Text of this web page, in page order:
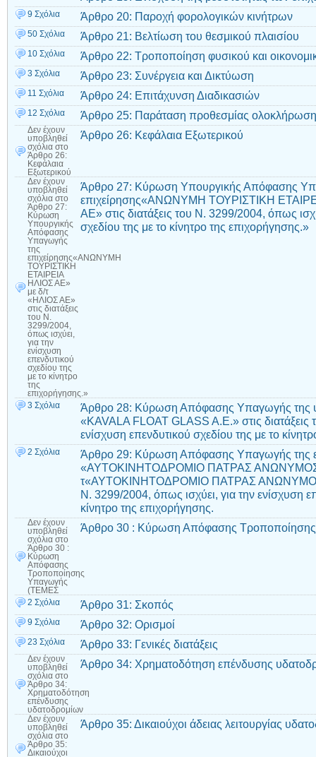
9 Σχόλια Άρθρο 20: Παροχή φορολογικών κινήτρων
50 Σχόλια Άρθρο 21: Βελτίωση του θεσμικού πλαισίου
10 Σχόλια Άρθρο 22: Τροποποίηση φυσικού και
3 Σχόλια Άρθρο 23: Συνέργεια και Δικτύωση
11 Σχόλια Άρθρο 24: Επιτάχυνση Διαδικασιών
12 Σχόλια Άρθρο 25: Παράταση προθεσμίας
Δεν έχουν
υποβληθεί
σχόλια στο
Άρθρο 26:
Κεφάλαια
Εξωτερικού
Άρθρο 26: Κεφάλαια Εξωτερικού
Δεν έχουν
υποβληθεί
σχόλια στο
Άρθρο 27:
Κύρωση
Υπουργικής
Απόφασης
Υπαγωγής
της
επιχείρησης«ΑΝΩΝΥΜΗ
ΤΟΥΡΙΣΤΙΚΗ
ΕΤΑΙΡΕΙΑ
ΗΛΙΟΣ ΑΕ»
με δ/τ
«ΗΛΙΟΣ ΑΕ»
στις διατάξεις
του Ν.
3299/2004,
όπως ισχύει,
για την
ενίσχυση
επενδυτικού
σχεδίου της
με το κίνητρο
της
επιχορήγησης.»
Άρθρο 27: Κύρωση Υπουργικής Απόφασης
επιχείρησης«ΑΝΩΝΥΜΗ ΤΟΥΡΙΣΤΙΚΗ
ΑΕ» στις διατάξεις του Ν. 3299/2004, όπως
σχεδίου της με το κίνητρο της επιχορήγησης.»
3 Σχόλια
Άρθρο 28: Κύρωση Απόφασης Υπαγωγής της
«KAVALA FLOAT GLASS A.E.» στις διατάξεις
ενίσχυση επενδυτικού σχεδίου της με το
2 Σχόλια
Άρθρο 29: Κύρωση Απόφασης Υπαγωγής της
«ΑΥΤΟΚΙΝΗΤΟΔΡΟΜΙΟ ΠΑΤΡΑΣ ΑΝΩΝΥΜΟΣ
τ«ΑΥΤΟΚΙΝΗΤΟΔΡΟΜΙΟ ΠΑΤΡΑΣ ΑΝΩΝΥΜΟΣ
Ν. 3299/2004, όπως ισχύει, για την ενίσχυση
κίνητρο της επιχορήγησης.
Δεν έχουν
υποβληθεί
σχόλια στο
Άρθρο 30 :
Κύρωση
Απόφασης
Τροποποίησης
Υπαγωγής
(ΤΕΜΕΣ
Άρθρο 30 : Κύρωση Απόφασης
2 Σχόλια Άρθρο 31: Σκοπός
9 Σχόλια Άρθρο 32: Ορισμοί
23 Σχόλια Άρθρο 33: Γενικές διατάξεις
Δεν έχουν
υποβληθεί
σχόλια στο
Άρθρο 34:
Xρηματοδότηση
επένδυσης
υδατοδρομίων
Άρθρο 34: Xρηματοδότηση επένδυσης
Δεν έχουν
υποβληθεί
σχόλια στο
Άρθρο 35:
Δικαιούχοι
Άρθρο 35: Δικαιούχοι άδειας λειτουργίας